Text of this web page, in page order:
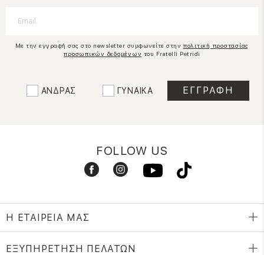
Με την εγγραφή σας στο newsletter συμφωνείτε στην πολιτική προστασίας
προσωπικών δεδομένων του Fratelli Petridi
ΑΝΔΡΑΣ ΓΥΝΑΙΚΑ
FOLLOW US
Η ΕΤΑΙΡΕΙΑ ΜΑΣ
ΕΞΥΠΗΡΕΤΗΣΗ ΠΕΛΑΤΩΝ